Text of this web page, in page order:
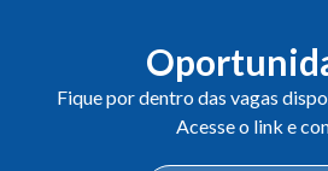
Fique por dentro das vagas
Acesse o link e